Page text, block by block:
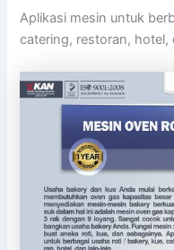
Aplikasi mesin untuk
catering, restoran, hotel,